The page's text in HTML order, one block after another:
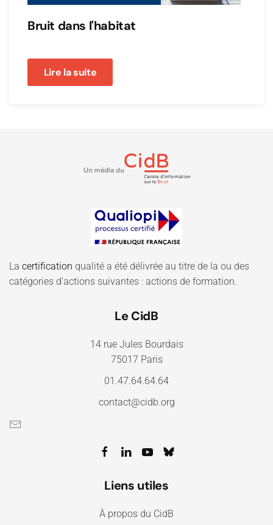
Bruit dans l'habitat
Lire la suite
La certification qualité a été délivrée au titre de la ou des
catégories d'actions suivantes : actions de formation.
Le CidB
14 rue Jules Bourdais
75017 Paris
01.47.64.64.64
contact@cidb.org
Liens utiles
À propos du CidB